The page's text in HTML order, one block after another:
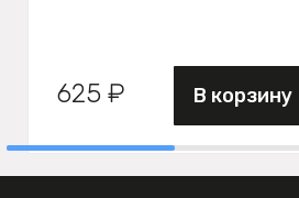
625 ₽ В корзину